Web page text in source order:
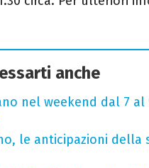
anche
nel weekend dal 7
le anticipazioni della